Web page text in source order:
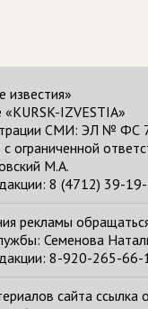
IZVESTIA»
СМИ: ЭЛ № ФС
ограниченной
М.А.
8 (4712) 39-
рекламы
Семенова
8-920-265-
сайта